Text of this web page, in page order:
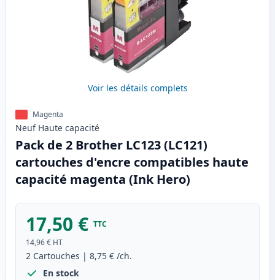
Voir les détails complets
Magenta
Neuf Haute capacité
Pack de 2 Brother LC123 (LC121)
cartouches d'encre compatibles haute
capacité magenta (Ink Hero)
17,50 € TTC
14,96 € HT
2 Cartouches | 8,75 € /ch.
En stock